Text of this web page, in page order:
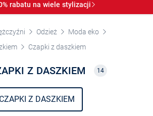
rabatu na wiele stylizacji
Odzież
Moda eko
Czapki z daszkiem
Z DASZKIEM 14
CZAPKI Z DASZKIEM